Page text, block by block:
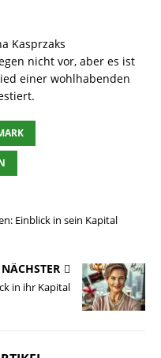
Kasprzaks
nicht vor, aber es ist
einer wohlhabenden
Einblick in sein Kapital
NÄCHSTER
in ihr Kapital